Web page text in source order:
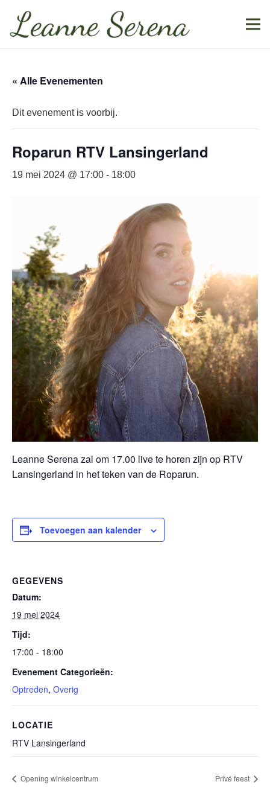
« Alle Evenementen
Dit evenement is voorbij.
Roparun RTV Lansingerland
19 mei 2024 @ 17:00 - 18:00
Leanne Serena zal om 17.00 live te horen zijn op RTV
Lansingerland in het teken van de Roparun.
Toevoegen aan kalender
GEGEVENS
Datum:
19 mei 2024
Tijd:
17:00 - 18:00
Evenement Categorieën:
Optreden, Overig
LOCATIE
RTV Lansingerland
Opening winkelcentrum Privé feest